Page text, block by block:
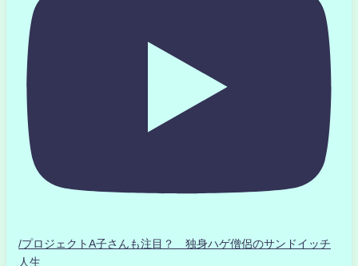
/プロジェクトA子さんも注目？ 独身ハゲ僧侶のサンドイッチ
人生